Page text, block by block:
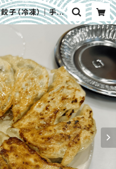
子（冷凍）｜手包
介商店オリジナル